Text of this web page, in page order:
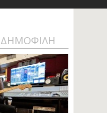
ΔΗΜΟΦΙΛΗ